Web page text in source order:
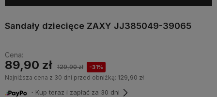
Sandały dziecięce ZAXY JJ385049-39065
Cena:
89,90 zł 129,90 zł -31%
Najniższa cena z 30 dni przed obniżką: 129,90 zł
・Kup teraz i zapłać za 30 dni